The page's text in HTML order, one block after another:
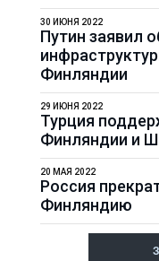
Путин заявил
Финляндии
30 ИЮНЯ 2022
Турция
Финляндии и
29 ИЮНЯ 2022
Россия
Финляндию
20 МАЯ 2022